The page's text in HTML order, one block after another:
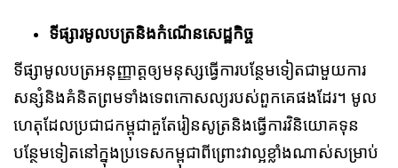
ទីផ្សារមូលបត្រនិងកំណើនសេដ្ឋកិច្ច
ទីផ្សាមូលបត្រអនុញ្ញាត្តឲ្យមនុស្សធ្វើការបន្ថែមទៀតជាមួយការ
សន្សំនិងគំនិតព្រមទាំងទេពកោសល្យរបស់ពួកគេផងដែរ។ មូល
ហេតុដែលប្រជាជកម្ពុជាគួតែរៀនសូត្រនិងធ្វើការវិនិយោគទុន
បន្ថែមទៀតនៅក្នុងប្រទេសកម្ពុជាពីព្រោះវាល្អខ្លាំងណាស់សម្រាប់